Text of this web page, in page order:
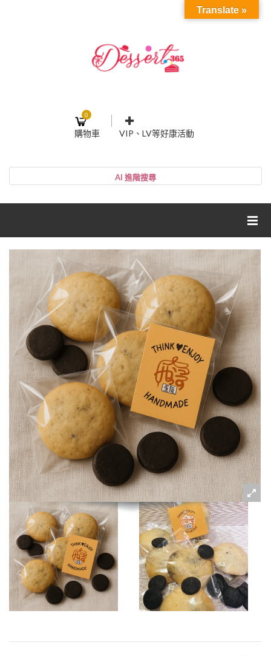
0
購物車 VIP、LV等好康活動
帳號
記住我
忘記密碼 註冊
網紅媽咪蛋糕心得分享
粉絲好康
加入甜點廚師接單平台
Translate »